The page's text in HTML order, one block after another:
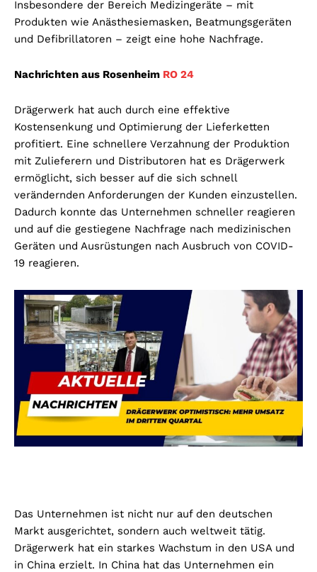
Insbesondere der Bereich Medizingeräte – mit
Produkten wie Anästhesiemasken, Beatmungsgeräten
und Defibrillatoren – zeigt eine hohe Nachfrage.
Nachrichten aus Rosenheim RO 24
Drägerwerk hat auch durch eine effektive
Kostensenkung und Optimierung der Lieferketten
profitiert. Eine schnellere Verzahnung der Produktion
mit Zulieferern und Distributoren hat es Drägerwerk
ermöglicht, sich besser auf die sich schnell
verändernden Anforderungen der Kunden einzustellen.
Dadurch konnte das Unternehmen schneller reagieren
und auf die gestiegene Nachfrage nach medizinischen
Geräten und Ausrüstungen nach Ausbruch von COVID-
19 reagieren.
Das Unternehmen ist nicht nur auf den deutschen
Markt ausgerichtet, sondern auch weltweit tätig.
Drägerwerk hat ein starkes Wachstum in den USA und
in China erzielt. In China hat das Unternehmen ein